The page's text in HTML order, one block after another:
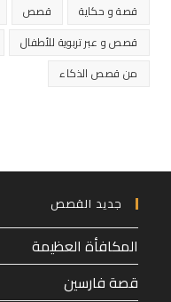
قصة و حكاية
قصص
قصص و عبر تربوية للأطفال
من قصص الذكاء
جديد القصص
المكافأة العظيمة
قصة فارسين